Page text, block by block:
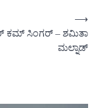
ಕಮ್ ಸಿಂಗರ್ – ಶಮಿತಾ
ಮಲ್ನಾಡ್
⟶